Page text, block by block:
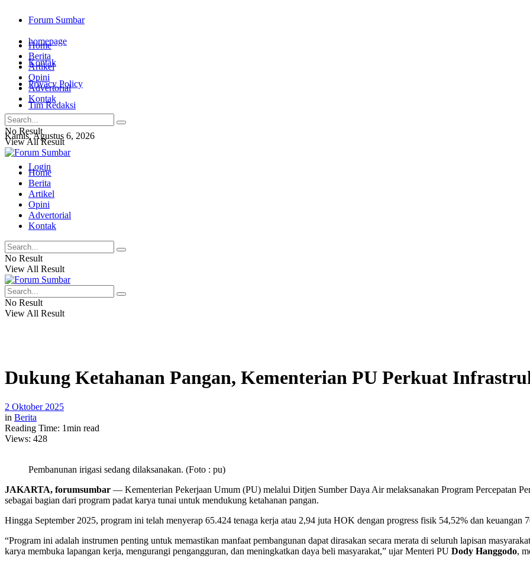
Forum Sumbar
homepage
Kontak
Privacy Policy
Tim Redaksi
Kamis, Agustus 6, 2026
Login
Home
Berita
Artikel
Opini
Advertorial
Kontak
No Result
View All Result
Home
Berita
Artikel
Opini
Advertorial
Kontak
No Result
View All Result
No Result
View All Result
Dukung Ketahanan Pangan, Kementerian PU Perkuat
2 Oktober 2025
in Berita
Reading Time: 1min read
Views: 428
Pembanunan irigasi sedang dilaksanakan. (Foto : pu)
JAKARTA, forumsumbar — Kementerian Pekerjaan Umum (PU) melalui Ditjen Sumber Daya Air melaksanakan Program Percepatan
sebagai bagian dari program padat karya tunai untuk mendukung ketahanan pangan.
Hingga September 2025, program ini telah menyerap 65.424 tenaga kerja atau 2,94 juta HOK dengan progress fisik 54,52% dan keuangan
“Program ini adalah instrumen penting untuk memastikan manfaat pembangunan dapat dirasakan secara merata di seluruh lapisan
karya membuka lapangan kerja, mengurangi pengangguran, dan meningkatkan daya beli masyarakat,” ujar Menteri PU Dody Hanggodo,